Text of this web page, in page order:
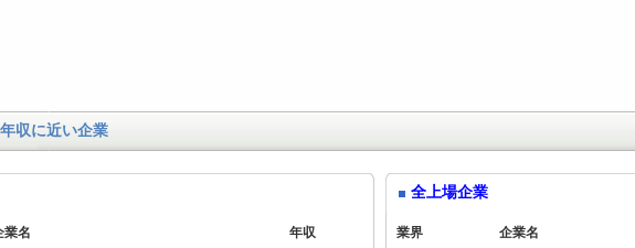
収に近い企業
業名
年収
全上場企業
業界
企業名